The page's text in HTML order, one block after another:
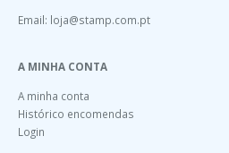
Email: loja@stamp.com.pt
A MINHA CONTA
A minha conta
Histórico encomendas
Login